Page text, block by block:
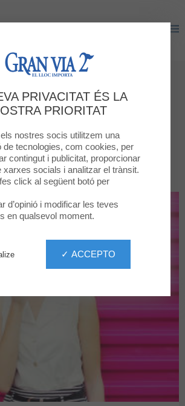
Totes les botigues
TOTES LES BOTIGUES
PRIVACITAT ÉS LA
PRIORITAT
nostres socis utilitzem una
de tecnologies, com cookies, per
contingut i publicitat, proporcionar
xarxes socials i analitzar el trànsit.
click al següent botó per
d’opinió i modificar les teves
en qualsevol moment.
✓ ACCEPTO